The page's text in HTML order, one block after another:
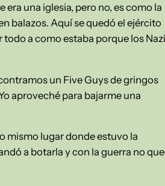
era una iglesia, pero no, es como la
balazos. Aquí se quedó el ejército
a como estaba porque los
un Five Guys de gringos
aproveché para bajarme una
mismo lugar donde estuvo la
a botarla y con la guerra no